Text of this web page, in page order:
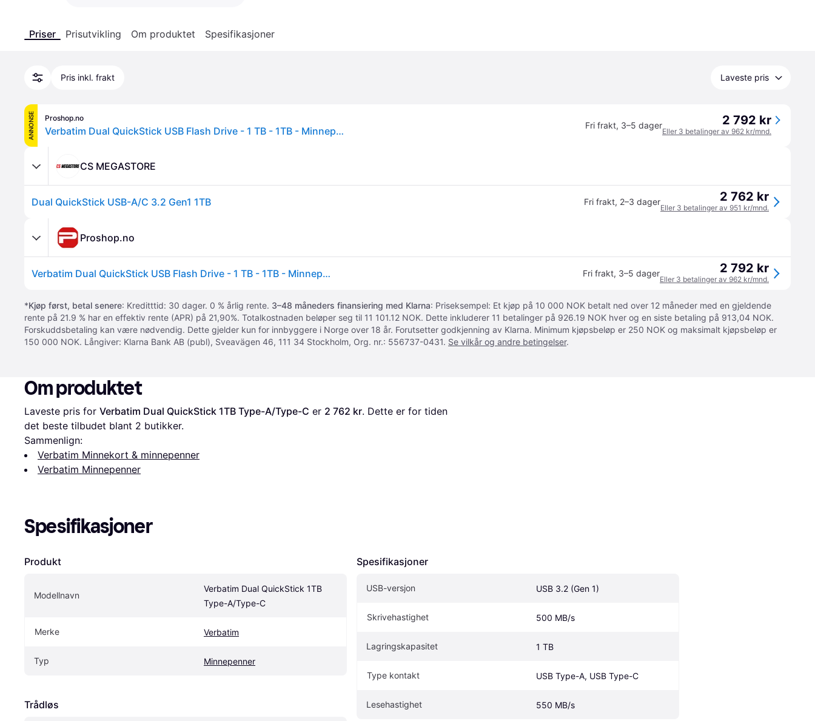
Priser Prisutvikling Om produktet Spesifikasjoner
Pris inkl. frakt Laveste pris
ANNONSE Proshop.no
Verbatim Dual QuickStick USB Flash Drive - 1 TB - 1TB - Minnepenn Fri frakt, 3–5 dager 2 792 kr
Eller 3 betalinger av 962 kr/mnd.
CS MEGASTORE
Dual QuickStick USB-A/C 3.2 Gen1 1TB Fri frakt, 2–3 dager 2 762 kr
Eller 3 betalinger av 951 kr/mnd.
Proshop.no
Verbatim Dual QuickStick USB Flash Drive - 1 TB - 1TB - Minnepenn Fri frakt, 3–5 dager 2 792 kr
Eller 3 betalinger av 962 kr/mnd.
*Kjøp først, betal senere: Kreditttid: 30 dager. 0 % årlig rente. 3–48 måneders finansiering med Klarna: Priseksempel: Et kjøp på 10 000 NOK betalt ned over 12 måneder med en gjeldende
rente på 21.9 % har en effektiv rente (APR) på 21,90%. Totalkostnaden beløper seg til 11 101.12 NOK. Dette inkluderer 11 betalinger på 926.19 NOK hver og en siste betaling på 913,04 NOK.
Forskuddsbetaling kan være nødvendig. Dette gjelder kun for innbyggere i Norge over 18 år. Forutsetter godkjenning av Klarna. Minimum kjøpsbeløp er 250 NOK og maksimalt kjøpsbeløp er
150 000 NOK. Långiver: Klarna Bank AB (publ), Sveavägen 46, 111 34 Stockholm, Org. nr.: 556737-0431. Se vilkår og andre betingelser.
Om produktet
Laveste pris for Verbatim Dual QuickStick 1TB Type-A/Type-C er 2 762 kr. Dette er for tiden
det beste tilbudet blant 2 butikker.
Sammenlign:
Verbatim Minnekort & minnepenner
Verbatim Minnepenner
Spesifikasjoner
Produkt
Modellnavn
Verbatim Dual QuickStick 1TB
Type-A/Type-C
Merke Verbatim
Typ Minnepenner
Trådløs
Spesifikasjoner
USB-versjon USB 3.2 (Gen 1)
Skrivehastighet 500 MB/s
Lagringskapasitet 1 TB
Type kontakt USB Type-A, USB Type-C
Lesehastighet 550 MB/s